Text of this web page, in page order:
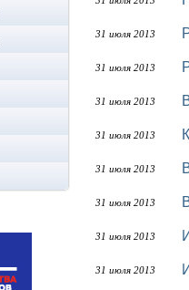
31 июля 2013
31 июля 2013
31 июля 2013
31 июля 2013
31 июля 2013
31 июля 2013
31 июля 2013
31 июля 2013